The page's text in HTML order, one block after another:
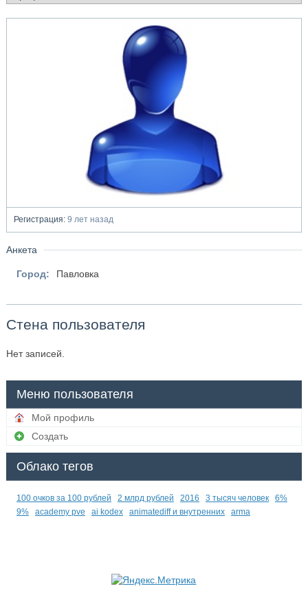
Регистрация:9 лет назад
Анкета
Город: Павловка
Стена пользователя
Нет записей.
Меню пользователя
Мой профиль
Создать
Облако тегов
100 очков за 100 рублей 2 млрд рублей 2016 3 тысяч человек
6%
9%
academy pve ai kodex animatediff и внутренних arma